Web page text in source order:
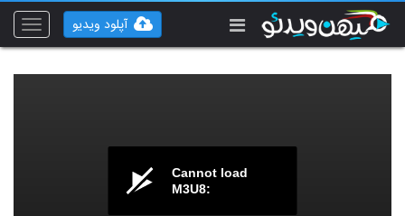
Toggle
آپلود ویدیو
Cannot load
M3U8: